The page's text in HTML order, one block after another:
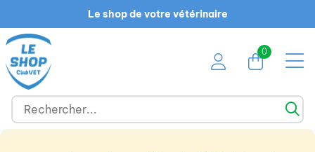
Le shop de votre vétérinaire
0